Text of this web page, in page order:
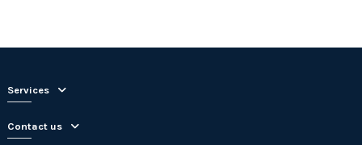
Services
Contact us